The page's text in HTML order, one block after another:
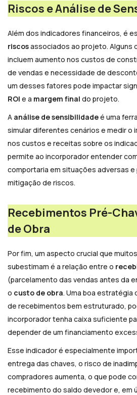
Riscos e Análise de
Além dos indicadores financeiros, é
riscosassociados ao projeto. Alguns
incluem aumento nos custos de
de vendas e necessidade de
um desses fatores pode impactar
ROI e a margem final do projeto.
A análise de sensibilidadeé uma
simular diferentes cenários e medir o
nos custos e receitas sobre os
permite ao incorporador entender
comportaria em situações adversas
mitigação de riscos.
Recebimentos Pré-
de Obra
Por fim, um aspecto crucial que
subestimam é a relação entre o
(parcelamento das vendas antes da
o custo de obra. Uma boa estratégia
de recebimentos bem estruturado,
incorporador tenha caixa suficiente
depender de um financiamento
Esse indicador é especialmente
entrega das chaves, o risco de
compradores aumenta, o que pode
recebimento do saldo devedor e, em